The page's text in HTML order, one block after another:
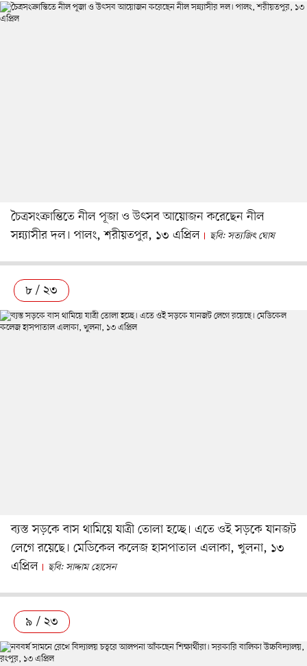
চৈত্রসংক্রান্তিতে নীল পূজা ও উৎসব আয়োজন করেছেন নীল
সন্ন্যাসীর দল। পালং, শরীয়তপুর, ১৩ এপ্রিল
ছবি: সত্যজিৎ ঘোষ
৮ / ২৩
ব্যস্ত সড়কে বাস থামিয়ে যাত্রী তোলা হচ্ছে। এতে ওই সড়কে যানজট
লেগে রয়েছে। মেডিকেল কলেজ হাসপাতাল এলাকা, খুলনা, ১৩
এপ্রিল
ছবি: সাদ্দাম হোসেন
৯ / ২৩